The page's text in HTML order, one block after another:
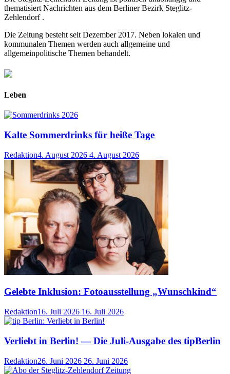
thematisiert Nachrichten aus dem Berliner Bezirk Steglitz-
Zehlendorf .
Die Zeitung besteht seit Dezember 2017. Neben lokalen und
kommunalen Themen werden auch allgemeine und
allgemeinpolitische Themen behandelt.
Leben
Kalte Sommerdrinks für heiße Tage
Redaktion4. August 2026 4. August 2026
Gelebte Inklusion: Fotoausstellung „Wunschkind“
Redaktion16. Juli 2026 16. Juli 2026
Verliebt in Berlin! — Die Juli-Ausgabe des tipBerlin
Redaktion26. Juni 2026 26. Juni 2026